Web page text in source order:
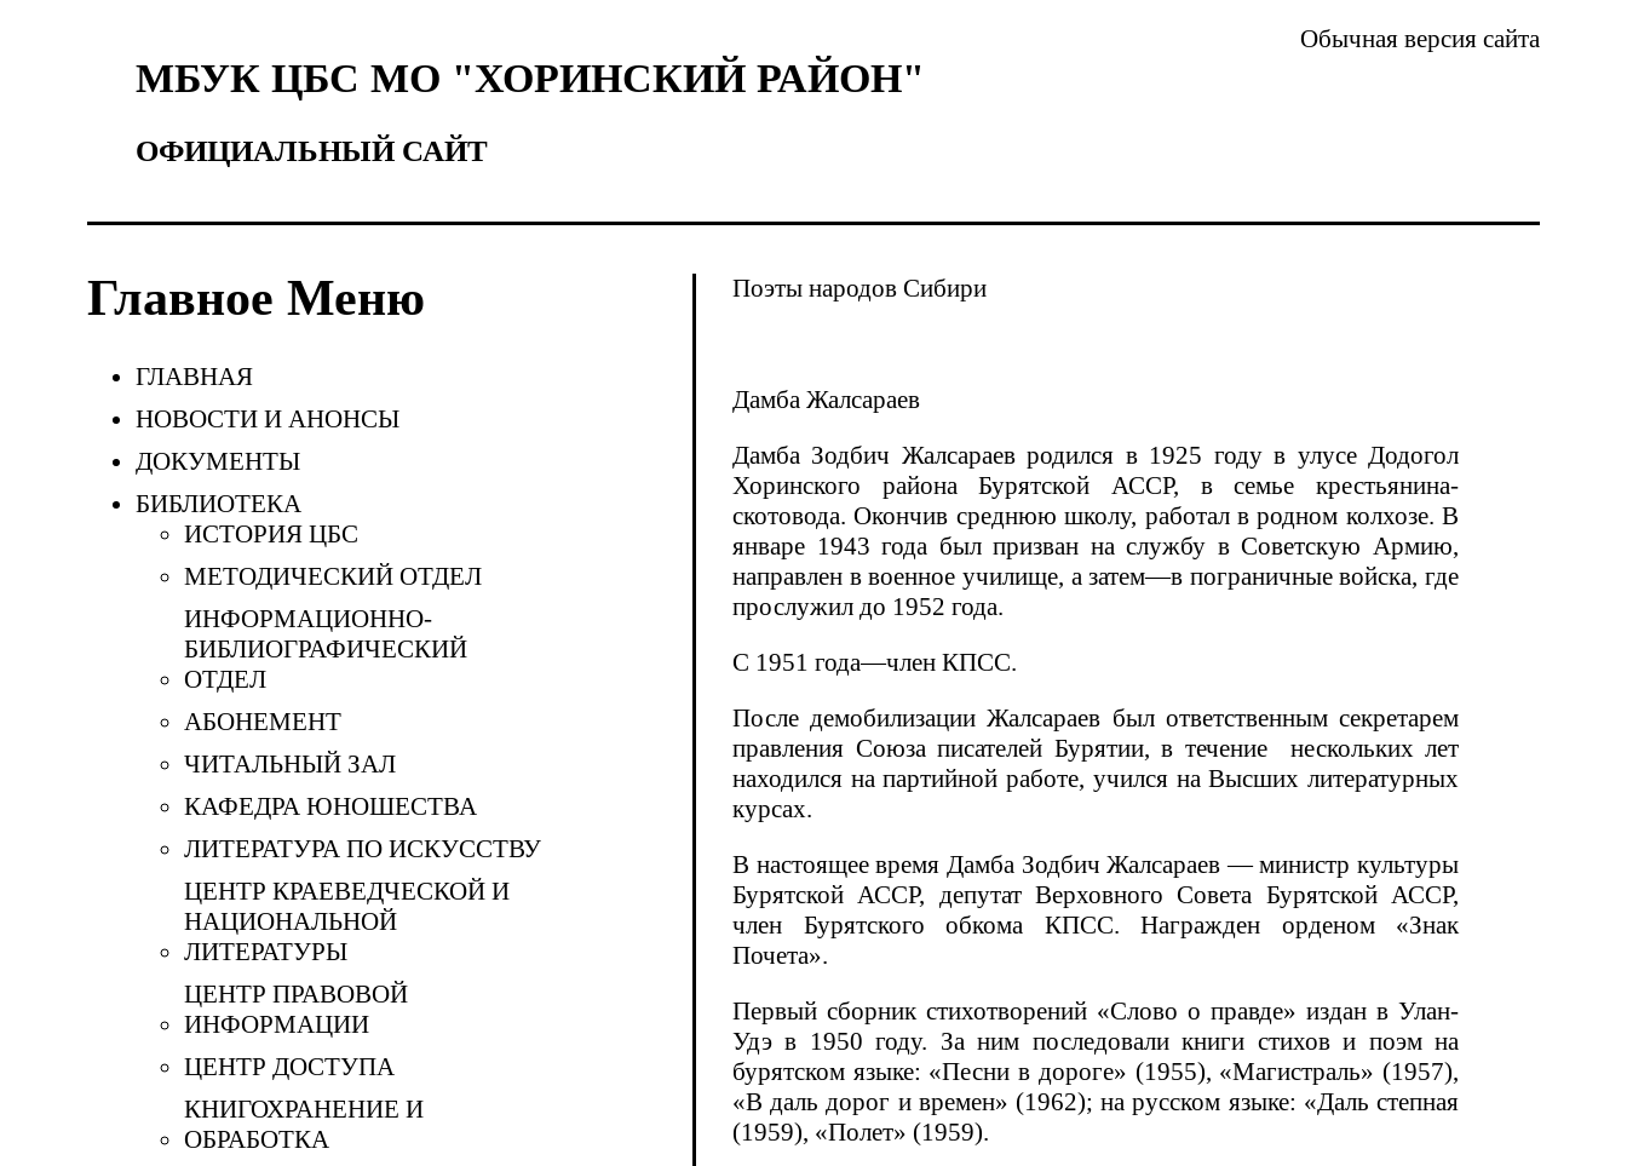
Обычная версия сайта
МБУК ЦБС МО "ХОРИНСКИЙ РАЙОН"
ОФИЦИАЛЬНЫЙ САЙТ
Главное Меню
ГЛАВНАЯ
НОВОСТИ И АНОНСЫ
ДОКУМЕНТЫ
БИБЛИОТЕКА
ИСТОРИЯ ЦБС
МЕТОДИЧЕСКИЙ ОТДЕЛ
ИНФОРМАЦИОННО-
БИБЛИОГРАФИЧЕСКИЙ
ОТДЕЛ
АБОНЕМЕНТ
ЧИТАЛЬНЫЙ ЗАЛ
КАФЕДРА ЮНОШЕСТВА
ЛИТЕРАТУРА ПО ИСКУССТВУ
ЦЕНТР КРАЕВЕДЧЕСКОЙ И
НАЦИОНАЛЬНОЙ
ЛИТЕРАТУРЫ
ЦЕНТР ПРАВОВОЙ
ИНФОРМАЦИИ
ЦЕНТР ДОСТУПА
КНИГОХРАНЕНИЕ И
ОБРАБОТКА
Поэты народов Сибири
Дамба Жалсараев
Дамба Зодбич Жалсараев родился в 1925 году в улусе Додогол
Хоринского района Бурятской АССР, в семье крестьянина-
скотовода. Окончив среднюю школу, работал в родном колхозе. В
январе 1943 года был призван на службу в Советскую Армию,
направлен в военное училище, а затем—в пограничные войска, где
прослужил до 1952 года.
С 1951 года—член КПСС.
После демобилизации Жалсараев был ответственным секретарем
правления Союза писателей Бурятии, в течение нескольких лет
находился на партийной работе, учился на Высших литературных
курсах.
В настоящее время Дамба Зодбич Жалсараев — министр культуры
Бурятской АССР, депутат Верховного Совета Бурятской АССР,
член Бурятского обкома КПСС. Награжден орденом «Знак
Почета».
Первый сборник стихотворений «Слово о правде» издан в Улан-
Удэ в 1950 году. За ним последовали книги стихов и поэм на
бурятском языке: «Песни в дороге» (1955), «Магистраль» (1957),
«В даль дорог и времен» (1962); на русском языке: «Даль степная
(1959), «Полет» (1959).